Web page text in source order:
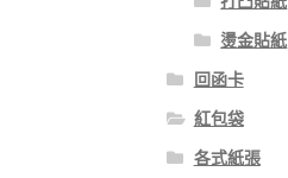
燙金貼紙
回函卡
紅包袋
各式紙張